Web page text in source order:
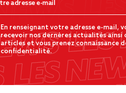
En renseignant votre adresse e-mail,
recevoir nos dernères actualités ainsi
articles et vous prenez connaissance
confidentialité.